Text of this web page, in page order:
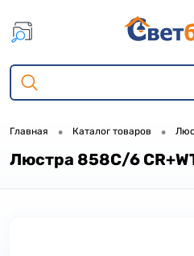
Главная • Каталог товаров •
Люстра 858C/6